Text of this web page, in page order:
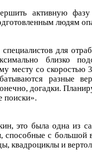
активную
людям
для
близко
месту со
разные
догадки.
поиски».
это была одна из
с большой
квадроциклы и